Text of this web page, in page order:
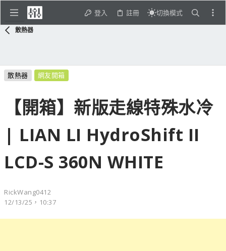
登入 註冊 切換模式
散熱器
散熱器 網友開箱
【開箱】新版走線特殊水冷
| LIAN LI HydroShift II
LCD-S 360N WHITE
RickWang0412
12/13/25，10:37